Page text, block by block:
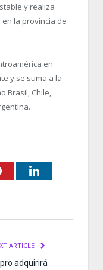
y realiza
la provincia de
en
y se suma a la
Brasil, Chile,
PinterestLinkedIn
ARTICLE
adquirirá